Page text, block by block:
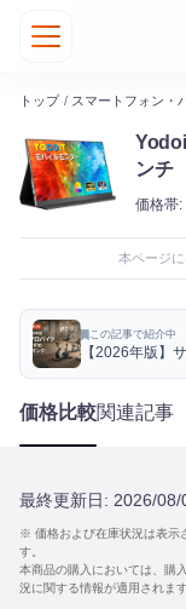
トップ / スマートフォン・
ンチ
価格帯:
本ページ
この記事で紹介中
【2026年版】
価格比較関連記事
最終更新日: 2026/08/
※ 価格および在庫状況は表示
す。
本商品の購入においては、購
況に関する情報が適用されます